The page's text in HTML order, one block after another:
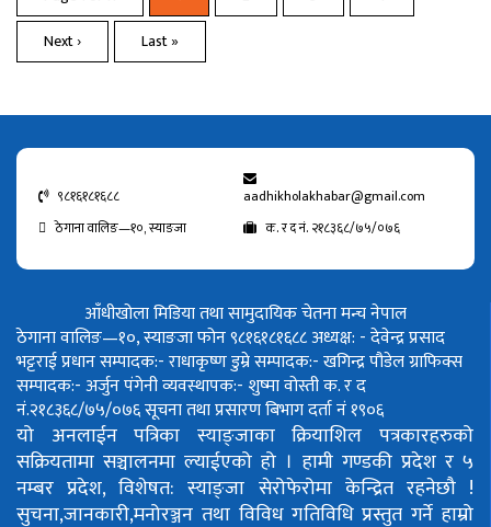
Next ›
Last »
९८१६१८१६८८
aadhikholakhabar@gmail.com
ठेगाना वालिङ—१०, स्याङजा
क. र द नं. २१८३६८/७५/०७६
आँधीखोला मिडिया तथा सामुदायिक चेतना मन्च नेपाल
ठेगाना वालिङ—१०, स्याङजा फोन ९८१६१८१६८८अध्यक्ष: - देवेन्द्र प्रसाद
भट्टराईप्रधान सम्पादक:- राधाकृष्ण डुम्रेसम्पादक:- खगिन्द्र पौडेलग्राफिक्स
सम्पादक:- अर्जुन पंगेनीव्यवस्थापक:- शुष्मा वोस्तीक. र द
नं.२१८३६८/७५/०७६सूचना तथा प्रसारण बिभाग दर्ता नं १९०६
यो अनलाईन पत्रिका स्याङ्जाका क्रियाशिल पत्रकारहरुको
सक्रियतामा सञ्चालनमा ल्याईएको हो । हामी गण्डकी प्रदेश र ५
नम्बर प्रदेश, विशेषत: स्याङ्जा सेरोफेरोमा केन्द्रित रहनेछौ !
सुचना,जानकारी,मनोरञ्जन तथा विविध गतिविधि प्रस्तुत गर्ने हाम्रो